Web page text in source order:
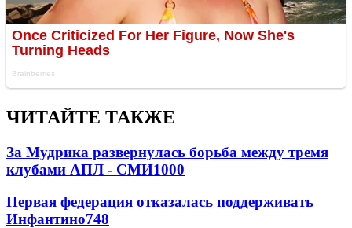
ЧИТАЙТЕ ТАКЖЕ
За Мудрика развернулась борьба между тремя
клубами АПЛ - СМИ1000
Первая федерация отказалась поддерживать
Инфантино748